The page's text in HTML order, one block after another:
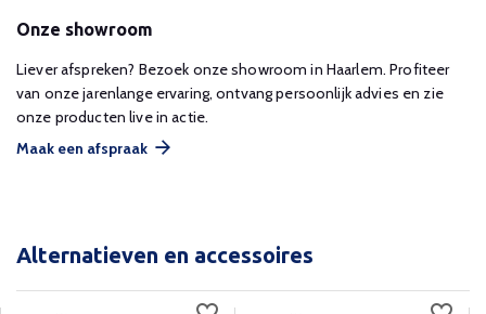
Onze showroom
Liever afspreken? Bezoek onze showroom in Haarlem. Profiteer
van onze jarenlange ervaring, ontvang persoonlijk advies en zie
onze producten live in actie.
Maak een afspraak
Alternatieven en accessoires